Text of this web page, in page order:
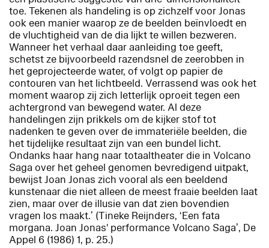
toe. Tekenen als handeling is op zichzelf voor Jonas
ook een manier waarop ze de beelden beïnvloedt en
de vluchtigheid van de dia lijkt te willen bezweren.
Wanneer het verhaal daar aanleiding toe geeft,
schetst ze bijvoorbeeld razendsnel de zeerobben in
het geprojecteerde water, of volgt op papier de
contouren van het lichtbeeld. Verrassend was ook het
moment waarop zij zich letterlijk oproeit tegen een
achtergrond van bewegend water. Al deze
handelingen zijn prikkels om de kijker stof tot
nadenken te geven over de immateriële beelden, die
het tijdelijke resultaat zijn van een bundel licht.
Ondanks haar hang naar totaaltheater die in Volcano
Saga over het geheel genomen bevredigend uitpakt,
bewijst Joan Jonas zich vooral als een beeldend
kunstenaar die niet alleen de meest fraaie beelden laat
zien, maar over de illusie van dat zien bovendien
vragen los maakt.’ (Tineke Reijnders, ‘Een fata
morgana. Joan Jonas' performanceVolcano Saga’, De
Appel 6 (1986) 1, p. 25.)